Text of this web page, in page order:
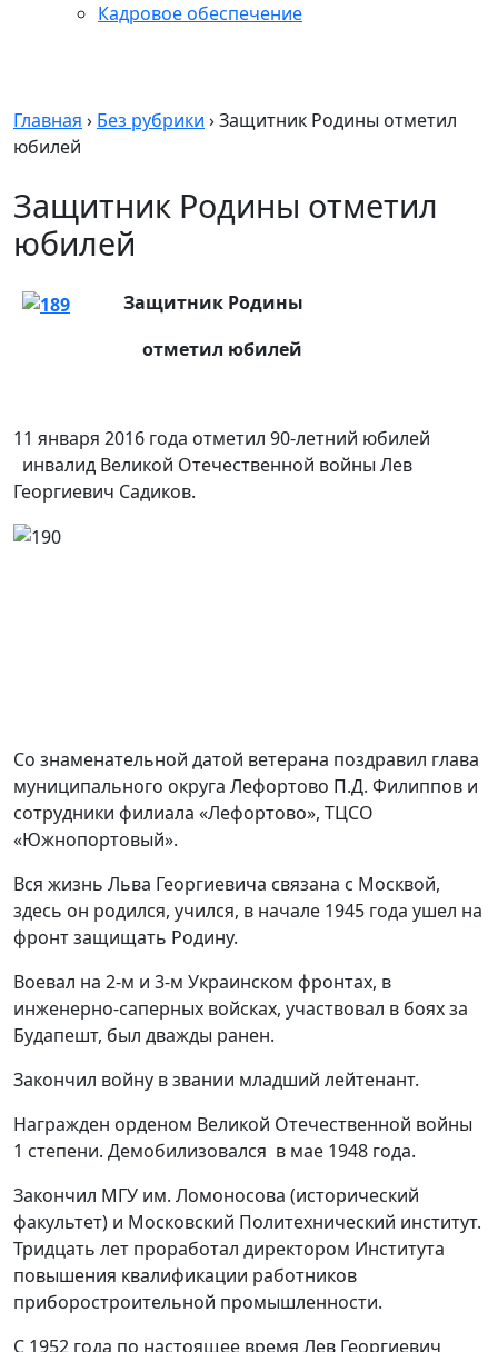
Кадровое обеспечение
Главная › Без рубрики ›Защитник Родины отметил
юбилей
Защитник Родины отметил
юбилей
Защитник Родины
отметил юбилей
11 января 2016 года отметил 90-летний юбилей
инвалид Великой Отечественной войны Лев
Георгиевич Садиков.
Со знаменательной датой ветерана поздравил глава
муниципального округа Лефортово П.Д. Филиппов и
сотрудники филиала «Лефортово», ТЦСО
«Южнопортовый».
Вся жизнь Льва Георгиевича связана с Москвой,
здесь он родился, учился, в начале 1945 года ушел на
фронт защищать Родину.
Воевал на 2-м и 3-м Украинском фронтах, в
инженерно-саперных войсках, участвовал в боях за
Будапешт, был дважды ранен.
Закончил войну в звании младший лейтенант.
Награжден орденом Великой Отечественной войны
1 степени. Демобилизовался в мае 1948 года.
Закончил МГУ им. Ломоносова (исторический
факультет) и Московский Политехнический институт.
Тридцать лет проработал директором Института
повышения квалификации работников
приборостроительной промышленности.
С 1952 года по настоящее время Лев Георгиевич